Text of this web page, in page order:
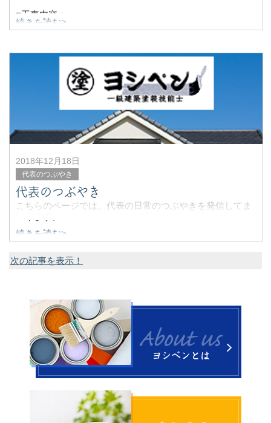
■工事内容：
外壁塗装
当社ホームページ
■当社にお決めになる際に重要視
続きを読む>
2018年12月18日
代表のつぶやき
代表のつぶやき
こちらのページでは、代表の日常のつぶやきを発信してま
続きを読む>
次の記事を表示！